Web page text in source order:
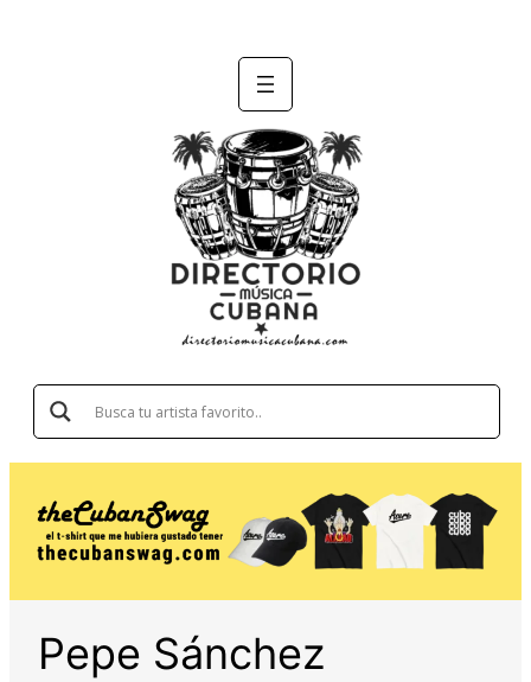
Pepe Sánchez